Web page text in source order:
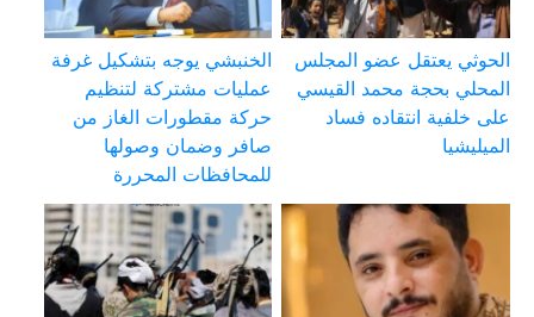
الحوثي يعتقل عضو المجلس
المحلي بحجة محمد القيسي
على خلفية انتقاده فساد
الميليشيا
الخنبشي يوجه بتشكيل غرفة
عمليات مشتركة لتنظيم
حركة مقطورات الغاز من
صافر وضمان وصولها
للمحافظات المحررة